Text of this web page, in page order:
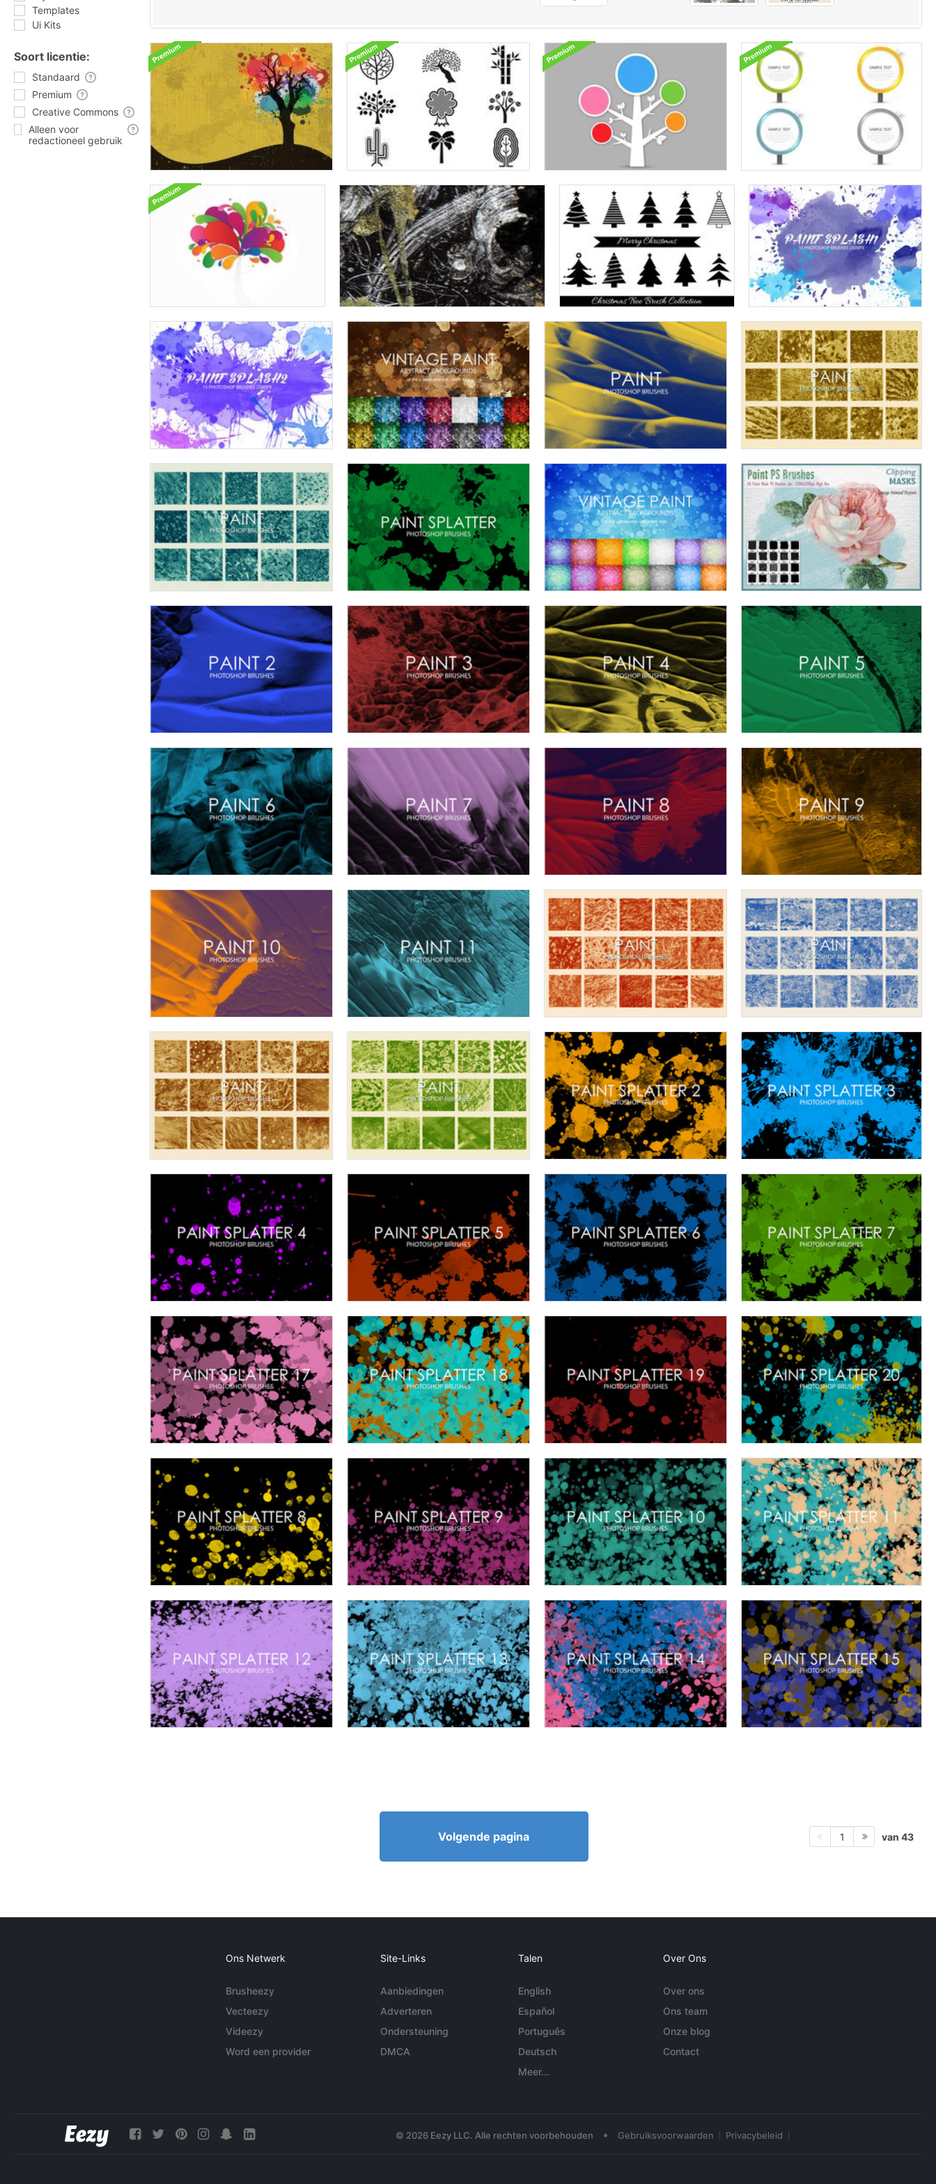
Templates
Ui Kits
Soort licentie:
Standaard
Premium
Creative Commons
Alleen voor
redactioneel gebruik
Volgende pagina 1 van 43
Ons Netwerk
Brusheezy
Vecteezy
Videezy
Word een provider
Site-Links
Aanbiedingen
Adverteren
Ondersteuning
DMCA
Talen
English
Español
Português
Deutsch
Meer...
Over Ons
Over ons
Ons team
Onze blog
Contact
© 2026 Eezy LLC. Alle rechten voorbehouden • Gebruiksvoorwaarden Privacybeleid